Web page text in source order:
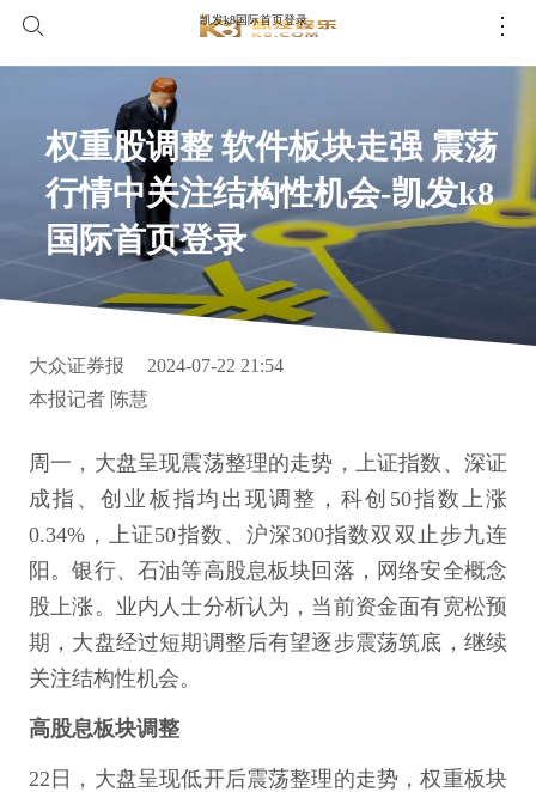
凯发k8国际首页登录
权重股调整 软件板块走强 震荡
行情中关注结构性机会-凯发k8
国际首页登录
大众证券报
2024-07-22 21:54
本报记者 陈慧
周一，大盘呈现震荡整理的走势，上证指数、深证
成指、创业板指均出现调整，科创50指数上涨
0.34%，上证50指数、沪深300指数双双止步九连
阳。银行、石油等高股息板块回落，网络安全概念
股上涨。业内人士分析认为，当前资金面有宽松预
期，大盘经过短期调整后有望逐步震荡筑底，继续
关注结构性机会。
高股息板块调整
22日，大盘呈现低开后震荡整理的走势，权重板块